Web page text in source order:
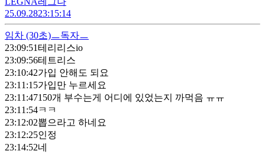
25.09.2823:15:14
임차 (30초)ㅡ독자ㅡ
23:09:51테리리스io
23:09:56테트리스
23:10:42가입 안해도 되요
23:11:15가입만 누르세요
23:11:47150개 부수는게 어디에 있었는지 까먹음 ㅠㅠ
23:11:54ㅋㅋ
23:12:02뽑으라고 하네요
23:12:25인정
23:14:52네